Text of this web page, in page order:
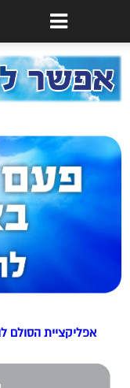
אפליקציית הסולם